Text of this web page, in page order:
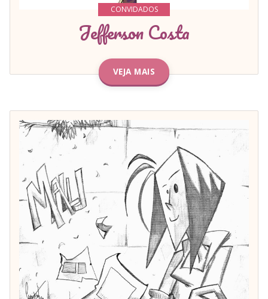
CONVIDADOS
Jefferson Costa
VEJA MAIS